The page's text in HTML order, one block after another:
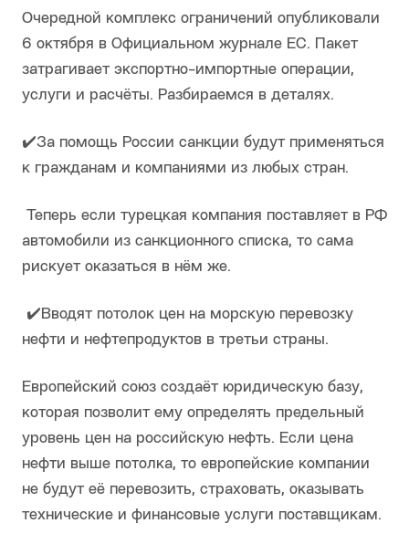
Очередной комплекс ограничений опубликовали
6 октября в Официальном журнале ЕС. Пакет
затрагивает экспортно-импортные операции,
услуги и расчёты. Разбираемся в деталях.
✔️За помощь России санкции будут применяться
к гражданам и компаниями из любых стран.
Теперь если турецкая компания поставляет в РФ
автомобили из санкционного списка, то сама
рискует оказаться в нём же.
✔️Вводят потолок цен на морскую перевозку
нефти и нефтепродуктов в третьи страны.
Европейский союз создаёт юридическую базу,
которая позволит ему определять предельный
уровень цен на российскую нефть. Если цена
нефти выше потолка, то европейские компании
не будут её перевозить, страховать, оказывать
технические и финансовые услуги поставщикам.